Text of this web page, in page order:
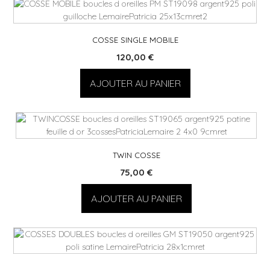
COSSE SINGLE MOBILE
120,00 €
AJOUTER AU PANIER
TWIN COSSE
75,00€
AJOUTER AU PANIER